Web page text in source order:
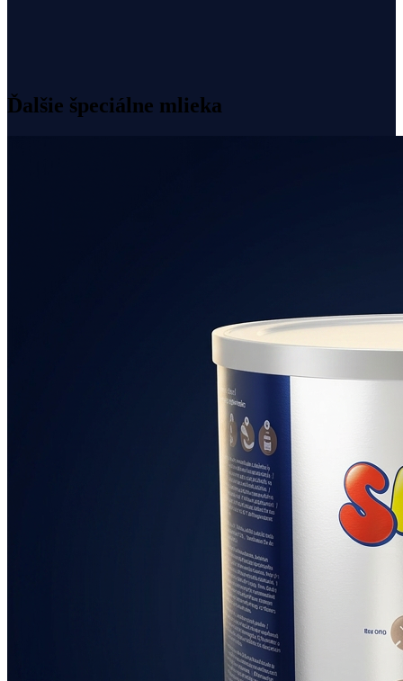
Ďalšie špeciálne mlieka